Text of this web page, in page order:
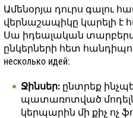
Ամենօրյա դուրս գալու
վերնաշապիկը կարելի է
Սա իդեալական
ընկերների հետ
несколько идей:
Ջինսեր: ընտրեք
պատառոտված
կերպարին մի քիչ ոչ